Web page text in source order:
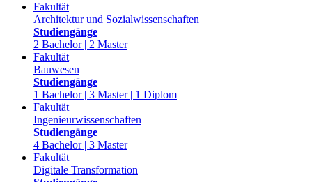
Fakultät
Architektur und Sozialwissenschaften
Studiengänge
2 Bachelor | 2 Master
Fakultät
Bauwesen
Studiengänge
1 Bachelor | 3 Master | 1 Diplom
Fakultät
Ingenieurwissenschaften
Studiengänge
4 Bachelor | 3 Master
Fakultät
Digitale Transformation